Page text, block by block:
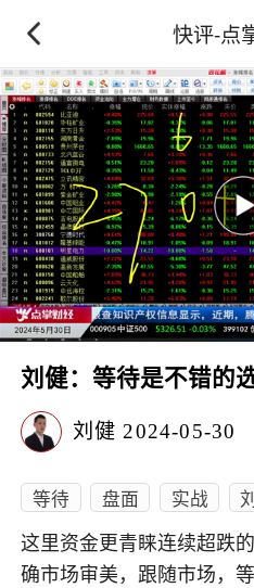
快评-点
刘健：等待是不错的
刘健 2024-05-30
等待 盘面 实战
这里资金更青睐连续超跌
确市场审美，跟随市场，